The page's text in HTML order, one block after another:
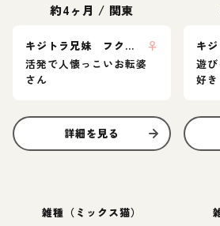
約4ヶ月 / 関東
キジトラ兄妹 フクちゃん
♀
活発で人懐っこいお転婆
さん
詳細を見る
遊
好き
雑種（ミックス猫）